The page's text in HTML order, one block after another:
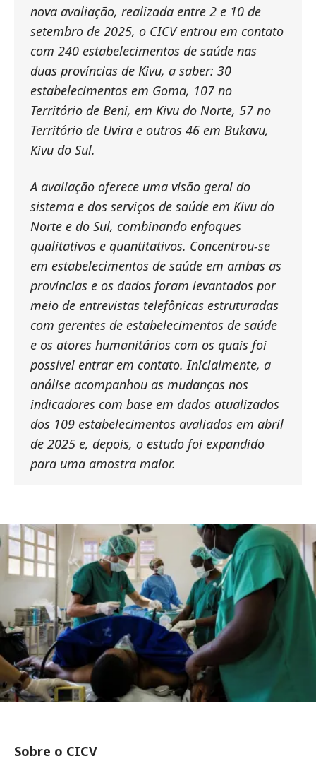
nova avaliação, realizada entre 2 e 10 de
setembro de 2025, o CICV entrou em contato
com 240 estabelecimentos de saúde nas
duas províncias de Kivu, a saber: 30
estabelecimentos em Goma, 107 no
Território de Beni, em Kivu do Norte, 57 no
Território de Uvira e outros 46 em Bukavu,
Kivu do Sul.
A avaliação oferece uma visão geral do
sistema e dos serviços de saúde em Kivu do
Norte e do Sul, combinando enfoques
qualitativos e quantitativos. Concentrou-se
em estabelecimentos de saúde em ambas as
províncias e os dados foram levantados por
meio de entrevistas telefônicas estruturadas
com gerentes de estabelecimentos de saúde
e os atores humanitários com os quais foi
possível entrar em contato. Inicialmente, a
análise acompanhou as mudanças nos
indicadores com base em dados atualizados
dos 109 estabelecimentos avaliados em abril
de 2025 e, depois, o estudo foi expandido
para uma amostra maior.
Sobre o CICV